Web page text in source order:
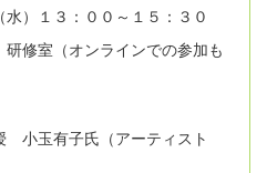
）１３：００～１５：３０
修室（オンラインでの参加も
小玉有子氏（アーティスト